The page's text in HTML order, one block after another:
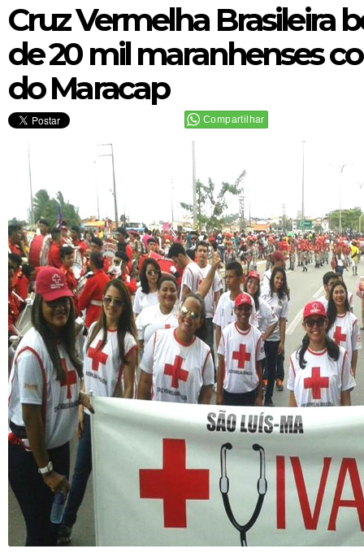
Cruz Vermelha Brasileira
de 20 mil maranhenses
do Maracap
Compartilhar